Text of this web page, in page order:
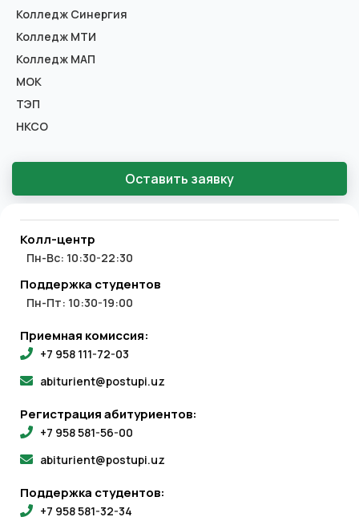
Колледж Синергия
Колледж МТИ
Колледж МАП
МОК
ТЭП
НКСО
Оставить заявку
Колл-центр
Пн-Вс: 10:30-22:30
Поддержка студентов
Пн-Пт: 10:30-19:00
Приемная комиссия:
+7 958 111-72-03
abiturient@postupi.uz
Регистрация абитуриентов:
+7 958 581-56-00
abiturient@postupi.uz
Поддержка студентов:
+7 958 581-32-34